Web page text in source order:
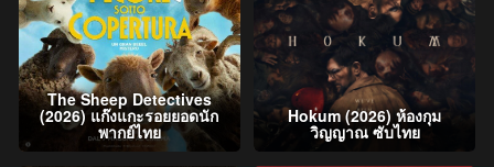
The Sheep Detectives
(2026) แก๊งแกะรอยยอดนัก
พากย์ไทย
Hokum (2026) ห้องกุม
วิญญาณ ซับไทย